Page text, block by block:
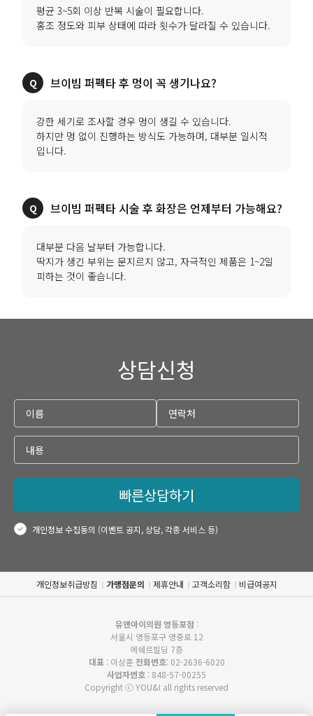
평균 3~5회 이상 반복 시술이 필요합니다.
홍조 정도와 피부 상태에 따라 횟수가 달라질 수 있습니다.
브이빔 퍼펙타 후 멍이 꼭 생기나요?
강한 세기로 조사할 경우 멍이 생길 수 있습니다.
하지만 멍 없이 진행하는 방식도 가능하며, 대부분 일시적
입니다.
브이빔 퍼펙타 시술 후 화장은 언제부터 가능해요?
대부분 다음 날부터 가능합니다.
딱지가 생긴 부위는 문지르지 않고, 자극적인 제품은 1~2일
피하는 것이 좋습니다.
상담신청
빠른상담하기
개인정보 수집동의 (이벤트 공지, 상담, 각종 서비스 등)
개인정보취급방침 가맹점문의 제휴안내 고객소리함 비급여공지
유앤아이의원 영등포점 :
서울시 영등포구 영중로 12
에쉐르빌딩 7층
대표: 이상훈전화번호: 02-2636-6020
사업자번호 : 848-57-00255
Copyright ⓒ YOU&I all rights reserved